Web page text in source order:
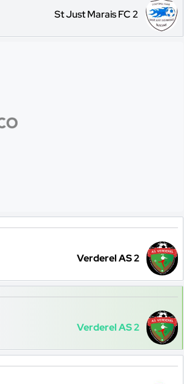
St Just Marais FC 2
Verderel AS 2
Verderel AS 2